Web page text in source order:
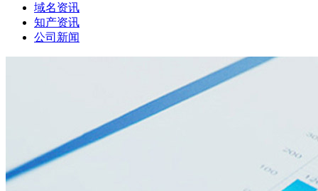
域名资讯
知产资讯
公司新闻